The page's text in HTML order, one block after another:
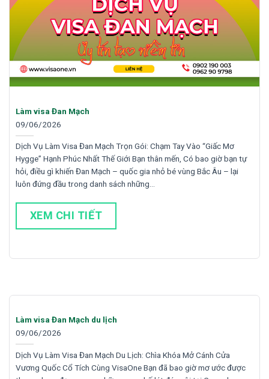
Làm visa Đan Mạch
09/06/2026
Dịch Vụ Làm Visa Đan Mạch Trọn Gói: Chạm Tay Vào “Giấc Mơ
Hygge” Hạnh Phúc Nhất Thế Giới Bạn thân mến, Có bao giờ bạn tự
hỏi, điều gì khiến Đan Mạch – quốc gia nhỏ bé vùng Bắc Âu – lại
luôn đứng đầu trong danh sách những…
XEM CHI TIẾT
Làm visa Đan Mạch du lịch
09/06/2026
Dịch Vụ Làm Visa Đan Mạch Du Lịch: Chìa Khóa Mở Cánh Cửa
Vương Quốc Cổ Tích Cùng VisaOne Bạn đã bao giờ mơ ước được